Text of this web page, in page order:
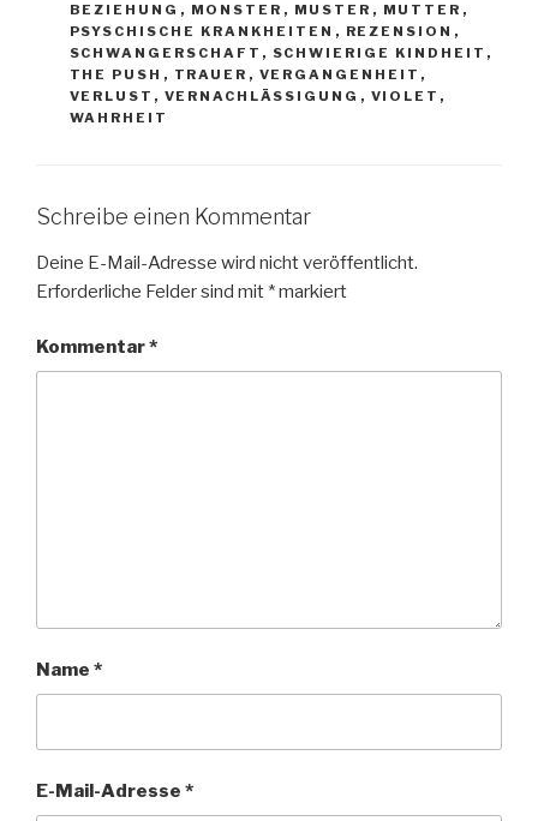
BEZIEHUNG , MONSTER , MUSTER , MUTTER ,
PSYSCHISCHE KRANKHEITEN , REZENSION ,
SCHWANGERSCHAFT , SCHWIERIGE KINDHEIT ,
THE PUSH , TRAUER , VERGANGENHEIT ,
VERLUST , VERNACHLÄSSIGUNG , VIOLET ,
WAHRHEIT
Schreibe einen Kommentar
Deine E-Mail-Adresse wird nicht veröffentlicht.
Erforderliche Felder sind mit *markiert
Kommentar*
Name *
E-Mail-Adresse *